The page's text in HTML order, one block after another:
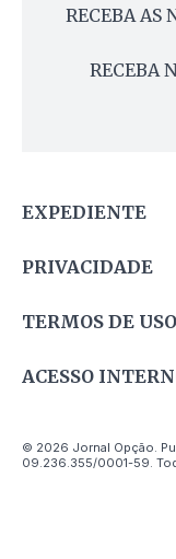
RECEBA AS
RECEBA
EXPEDIENTE
PRIVACIDADE
TERMOS DE USO
ACESSO
© 2026 Jornal Opção.
09.236.355/0001-59.